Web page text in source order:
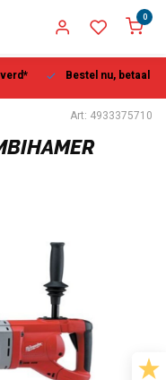
0
Bestel nu, betaal
Art: 4933375710